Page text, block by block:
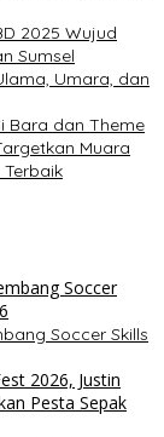
2025 Wujud
Sumsel
Umara, dan
Bara dan Theme
Muara
Soccer Skills